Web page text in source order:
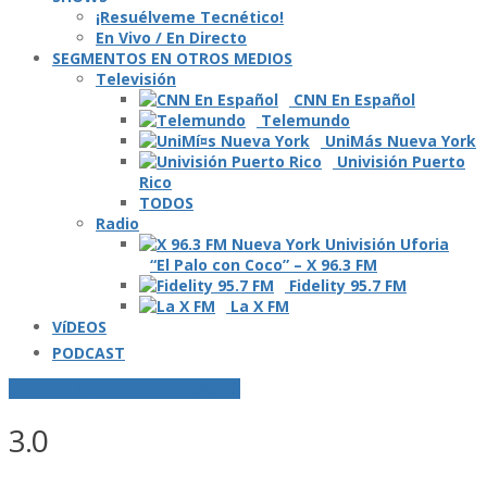
¡Resuélveme Tecnético!
En Vivo / En Directo
SEGMENTOS EN OTROS MEDIOS
Televisión
CNN En Español
Telemundo
UniMás Nueva York
Univisión Puerto
Rico
TODOS
Radio
“El Palo con Coco” – X 96.3 FM
Fidelity 95.7 FM
La X FM
VíDEOS
PODCAST
3.0